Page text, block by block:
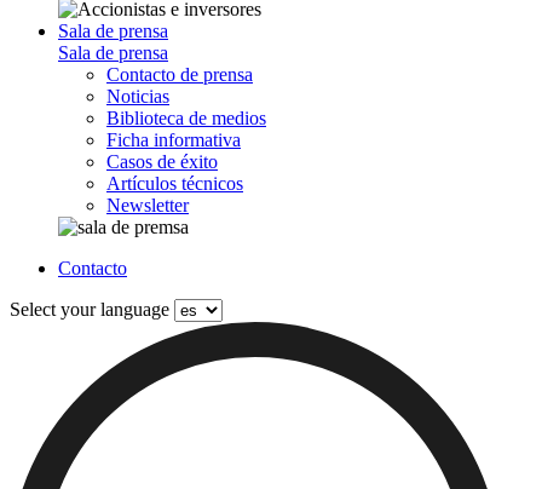
Sala de prensa
Sala de prensa
Contacto de prensa
Noticias
Biblioteca de medios
Ficha informativa
Casos de éxito
Artículos técnicos
Newsletter
Contacto
Select your language